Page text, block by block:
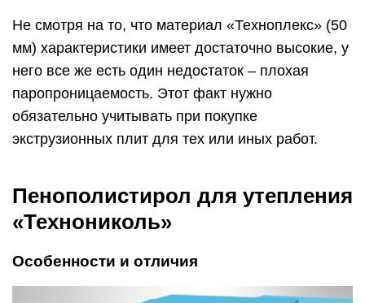
Не смотря на то, что материал «Техноплекс» (50
мм) характеристики имеет достаточно высокие, у
него все же есть один недостаток – плохая
паропроницаемость. Этот факт нужно
обязательно учитывать при покупке
экструзионных плит для тех или иных работ.
Пенополистирол для утепления
«Технониколь»
Особенности и отличия